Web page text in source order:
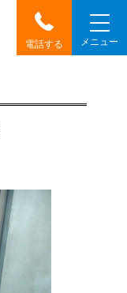
電話する メニュー